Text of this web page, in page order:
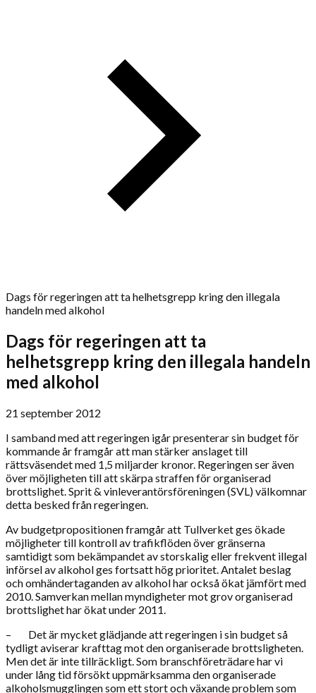
Dags för regeringen att ta helhetsgrepp kring den illegala
handeln med alkohol
Dags för regeringen att ta
helhetsgrepp kring den illegala handeln
med alkohol
21 september 2012
I samband med att regeringen igår presenterar sin budget för
kommande år framgår att man stärker anslaget till
rättsväsendet med 1,5 miljarder kronor. Regeringen ser även
över möjligheten till att skärpa straffen för organiserad
brottslighet. Sprit & vinleverantörsföreningen (SVL) välkomnar
detta besked från regeringen.
Av budgetpropositionen framgår att Tullverket ges ökade
möjligheter till kontroll av trafikflöden över gränserna
samtidigt som bekämpandet av storskalig eller frekvent illegal
införsel av alkohol ges fortsatt hög prioritet. Antalet beslag
och omhändertaganden av alkohol har också ökat jämfört med
2010. Samverkan mellan myndigheter mot grov organiserad
brottslighet har ökat under 2011.
– Det är mycket glädjande att regeringen i sin budget så
tydligt aviserar krafttag mot den organiserade brottsligheten.
Men det är inte tillräckligt. Som branschföreträdare har vi
under lång tid försökt uppmärksamma den organiserade
alkoholsmugglingen som ett stort och växande problem som